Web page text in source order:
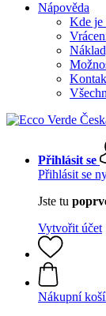
Nápověda
Kde je
Přihlásit se
Přihlásit se
Jste tu
Vytvořit účet
Nákupní